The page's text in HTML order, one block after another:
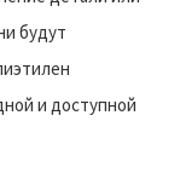
будут
и доступной